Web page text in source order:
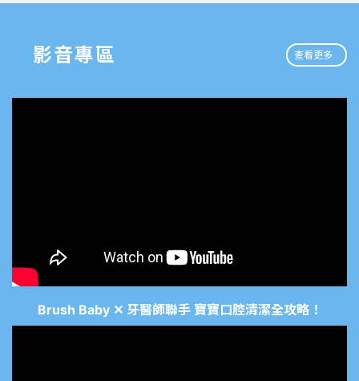
影音專區 查看更多
Brush Baby ✕ 牙醫師聯手 寶寶口腔清潔全攻略！